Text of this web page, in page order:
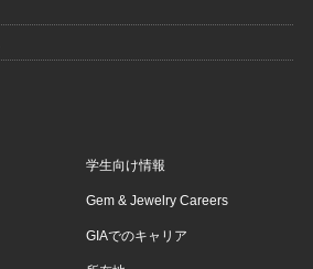
学生向け情報
Gem & Jewelry Careers
GIAでのキャリア